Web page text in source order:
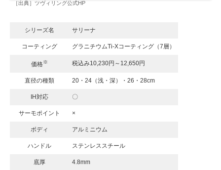
［出典］ツヴィリング公式HP
シリーズ名 サリーナ
コーティング グラニチウムTi-Xコーティング（7層）
価格※ 税込み10,230円～12,650円
直径の種類 20・24（浅・深）・26・28cm
IH対応 〇
サーモポイント ×
ボディ アルミニウム
ハンドル ステンレススチール
底厚 4.8mm